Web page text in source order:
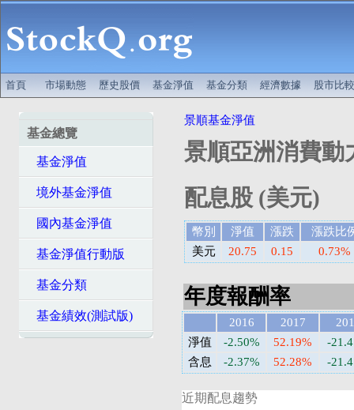
首頁 市場動態 歷史股價 基金淨值 基金分類 經濟數據 股市比較
基金總覽
基金淨值
境外基金淨值
國內基金淨值
基金淨值行動版
基金分類
基金績效(測試版)
景順基金淨值
景順亞洲消費動
配息股 (美元)
幣別 淨值 漲跌
漲跌比
美元
20.75 0.15 0.73%
年度報酬率
2016 2017
淨值
-2.50% 52.19%
-
含息
-2.37% 52.28% -
近期配息趨勢